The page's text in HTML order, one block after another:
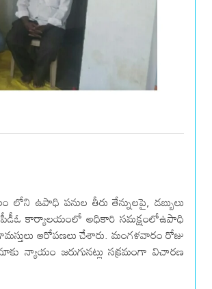
ఉపాధి పనుల తీరు తేన్నులపై, డబ్బులు
కార్యాలయంలో అధికారి సమక్షంలోఉపాధి
ఆరోపణలు చేశారు. మంగళవారం రోజు
న్యాయం జరుగునట్లు సక్రమంగా విచారణ